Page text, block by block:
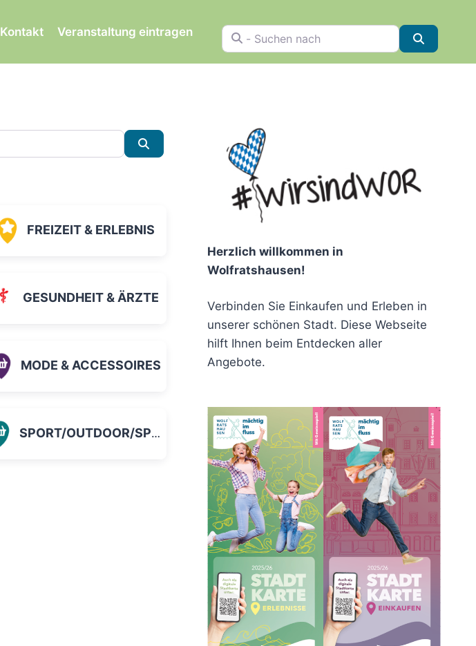
Kontakt Veranstaltung eintragen - Suchen nach
FREIZEIT & ERLEBNIS
GESUNDHEIT & ÄRZTE
MODE & ACCESSOIRES
SPORT/OUTDOOR/SPIELZEUG
Herzlich willkommen in
Wolfratshausen!
Verbinden Sie Einkaufen und Erleben in
unserer schönen Stadt. Diese Webseite
hilft Ihnen beim Entdecken aller
Angebote.